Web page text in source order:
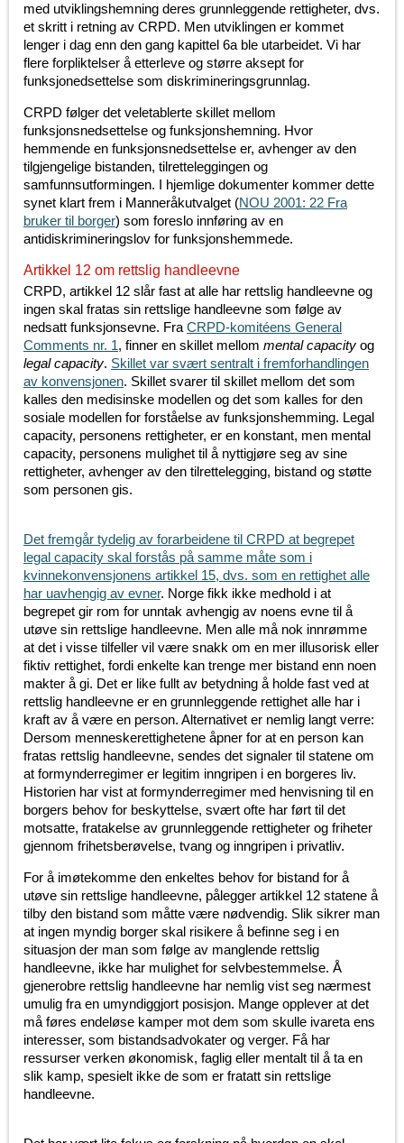
med utviklingshemning deres grunnleggende rettigheter, dvs.
et skritt i retning av CRPD. Men utviklingen er kommet
lenger i dag enn den gang kapittel 6a ble utarbeidet. Vi har
flere forpliktelser å etterleve og større aksept for
funksjonedsettelse som diskrimineringsgrunnlag.
CRPD følger det veletablerte skillet mellom
funksjonsnedsettelse og funksjonshemning. Hvor
hemmende en funksjonsnedsettelse er, avhenger av den
tilgjengelige bistanden, tilretteleggingen og
samfunnsutformingen. I hjemlige dokumenter kommer dette
synet klart frem i Manneråkutvalget (NOU 2001: 22 Fra
bruker til borger) som foreslo innføring av en
antidiskrimineringslov for funksjonshemmede.
Artikkel 12 om rettslig handleevne
CRPD, artikkel 12 slår fast at alle har rettslig handleevne og
ingen skal fratas sin rettslige handleevne som følge av
nedsatt funksjonsevne. Fra CRPD-komitéens General
Comments nr. 1, finner en skillet mellom mental capacity og
legal capacity. Skillet var svært sentralt i fremforhandlingen
av konvensjonen. Skillet svarer til skillet mellom det som
kalles den medisinske modellen og det som kalles for den
sosiale modellen for forståelse av funksjonshemming. Legal
capacity, personens rettigheter, er en konstant, men mental
capacity, personens mulighet til å nyttigjøre seg av sine
rettigheter, avhenger av den tilrettelegging, bistand og støtte
som personen gis.
Det fremgår tydelig av forarbeidene til CRPD at begrepet
legal capacity skal forstås på samme måte som i
kvinnekonvensjonens artikkel 15, dvs. som en rettighet alle
har uavhengig av evner. Norge fikk ikke medhold i at
begrepet gir rom for unntak avhengig av noens evne til å
utøve sin rettslige handleevne. Men alle må nok innrømme
at det i visse tilfeller vil være snakk om en mer illusorisk eller
fiktiv rettighet, fordi enkelte kan trenge mer bistand enn noen
makter å gi. Det er like fullt av betydning å holde fast ved at
rettslig handleevne er en grunnleggende rettighet alle har i
kraft av å være en person. Alternativet er nemlig langt verre:
Dersom menneskerettighetene åpner for at en person kan
fratas rettslig handleevne, sendes det signaler til statene om
at formynderregimer er legitim inngripen i en borgeres liv.
Historien har vist at formynderregimer med henvisning til en
borgers behov for beskyttelse, svært ofte har ført til det
motsatte, fratakelse av grunnleggende rettigheter og friheter
gjennom frihetsberøvelse, tvang og inngripen i privatliv.
For å imøtekomme den enkeltes behov for bistand for å
utøve sin rettslige handleevne, pålegger artikkel 12 statene å
tilby den bistand som måtte være nødvendig. Slik sikrer man
at ingen myndig borger skal risikere å befinne seg i en
situasjon der man som følge av manglende rettslig
handleevne, ikke har mulighet for selvbestemmelse. Å
gjenerobre rettslig handleevne har nemlig vist seg nærmest
umulig fra en umyndiggjort posisjon. Mange opplever at det
må føres endeløse kamper mot dem som skulle ivareta ens
interesser, som bistandsadvokater og verger. Få har
ressurser verken økonomisk, faglig eller mentalt til å ta en
slik kamp, spesielt ikke de som er fratatt sin rettslige
handleevne.